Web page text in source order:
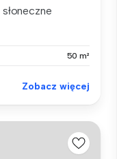
50 m²
Zobacz więcej